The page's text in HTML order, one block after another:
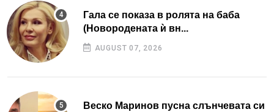
Гала се показа в ролята на баба
(Новородената ѝ вн...
AUGUST 07, 2026
Веско Маринов пусна слънчевата си